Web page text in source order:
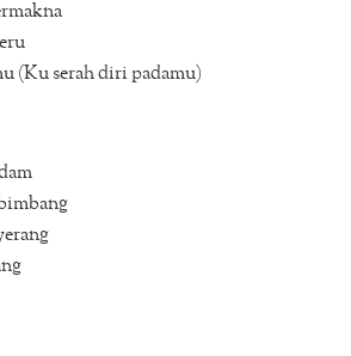
(Ku serah diri padamu)